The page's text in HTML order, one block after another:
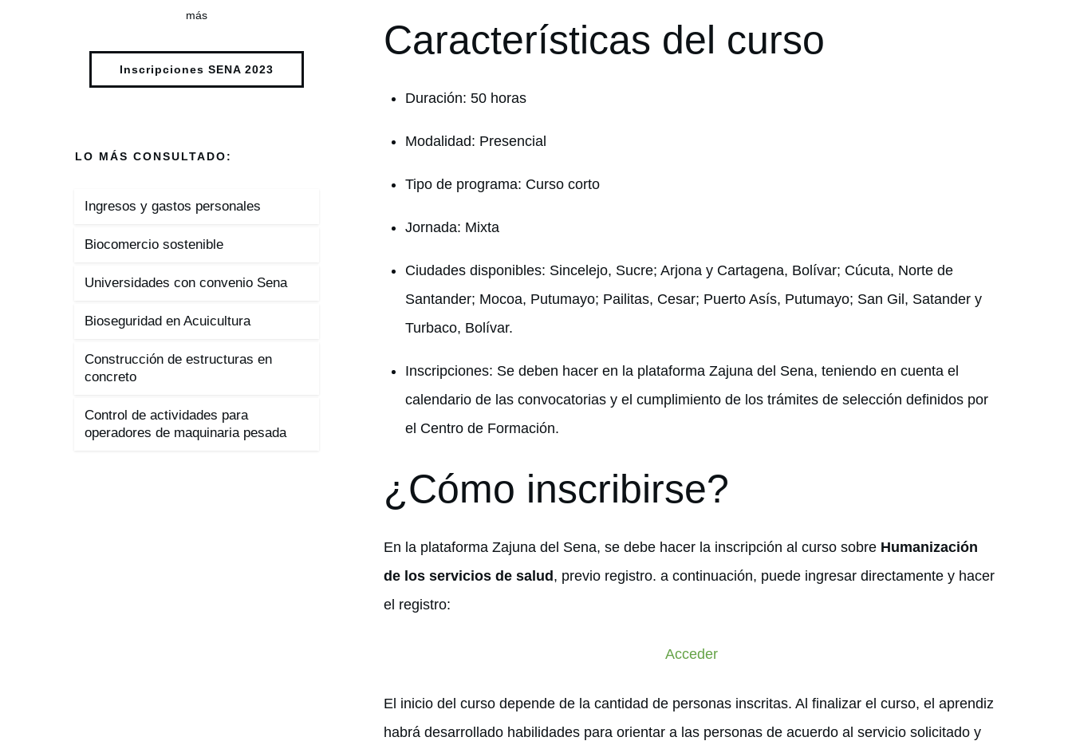
Características del curso
Duración: 50 horas
Modalidad: Presencial
Tipo de programa: Curso corto
Jornada: Mixta
Ciudades disponibles: Sincelejo, Sucre; Arjona y Cartagena, Bolívar; Cúcuta, Norte de
Santander; Mocoa, Putumayo; Pailitas, Cesar; Puerto Asís, Putumayo; San Gil, Satander y
Turbaco, Bolívar.
Inscripciones: Se deben hacer en la plataforma Zajuna del Sena, teniendo en cuenta el
calendario de las convocatorias y el cumplimiento de los trámites de selección definidos por
el Centro de Formación.
¿Cómo inscribirse?
En la plataforma Zajuna del Sena, se debe hacer la inscripción al curso sobre Humanización
de los servicios de salud , previo registro. a continuación, puede ingresar directamente y hacer
el registro:
Acceder
El inicio del curso depende de la cantidad de personas inscritas. Al finalizar el curso, el aprendiz
habrá desarrollado habilidades para orientar a las personas de acuerdo al servicio solicitado y
más
Inscripciones SENA 2023
LO MÁS CONSULTADO:
Ingresos y gastos personales
Biocomercio sostenible
Universidades con convenio Sena
Bioseguridad en Acuicultura
Construcción de estructuras en
concreto
Control de actividades para
operadores de maquinaria pesada